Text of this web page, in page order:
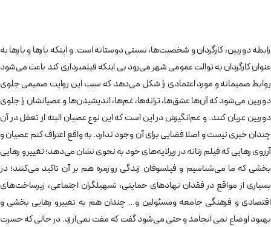
رابطه‌ دوربین، کارگردان و شخصیت‌ها، نسبتی دوستانه است. و اینکه بارها و بارها به
عنوان کارگردان به توالت عمومی شهر می‌رود بی اینکه فیلمبرداری کند باعث می‌شود
روابط صمیمانه و مورد اعتمادی را شکل می‌دهد که سبب این روایت صمیمی جلوی
دوربین می‌شود که آن‌ها عشق‌ها، ترانه‌ها، غم‌ها، اندیشیدن‌ها و عصیانشان را جلوی
دوربین عریان کنند. و غم‌انگیزش در این است که این نوع عصیان البته از تعقل در آن
چندان خبری نیست و اصلا فضایی برای آن وجود ندارد. به واقع اعتراف کنم عصیان و
آرزوی رهایی که فیلم زنانه در زیرلایه‌های خود به نحوی نشان می‌دهد؛ تغییر و رهایی
بخشی که ما می‌شناسیم و فیلسوفان زندگی روزمره هم بر آن تاکید می‌کنند؛ در
بسیاری از مواقع در فقدان نهادهای حمایتی، تسهیلگران اجتماعی، زیرساخت‌های
اقتصادی و فرهنگی جامعه ومسئولین و… چندان هم به تغییرو رهایی بخشی و
بهبود اوضاع نمی انجامد و حتی می‌شود گفت که مفت نمی‌ارزد. در حالی که حسرت